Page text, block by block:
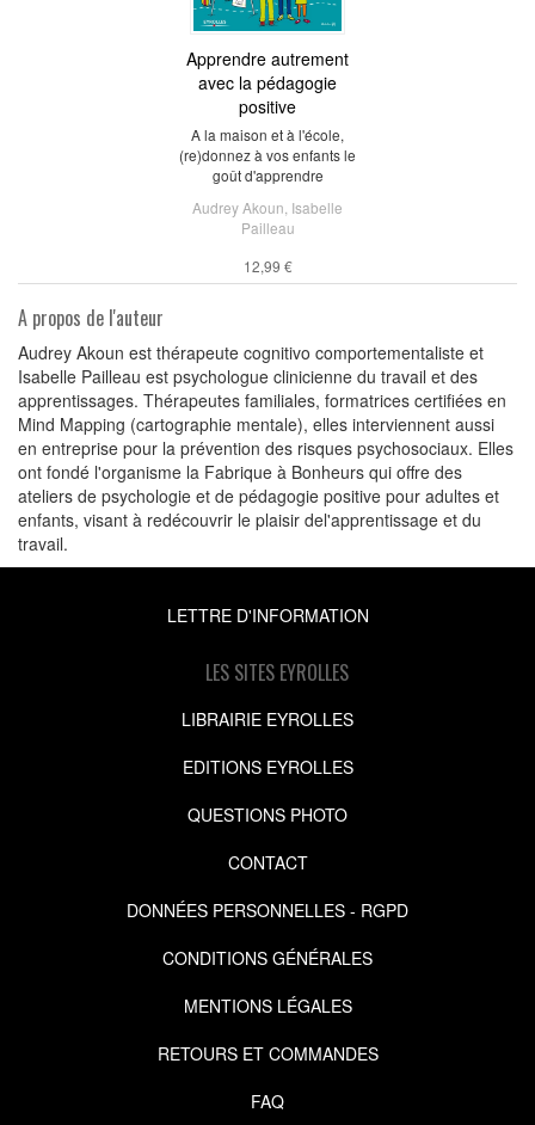
Apprendre autrement
avec la pédagogie
positive
A la maison et à l'école,
(re)donnez à vos enfants le
goût d'apprendre
Audrey Akoun Isabelle
Pailleau
12,99 €
A propos de l'auteur
Audrey Akoun est thérapeute cognitivo comportementaliste et
Isabelle Pailleau est psychologue clinicienne du travail et des
apprentissages. Thérapeutes familiales, formatrices certifiées en
Mind Mapping (cartographie mentale), elles interviennent aussi
en entreprise pour la prévention des risques psychosociaux. Elles
ont fondé l'organisme la Fabrique à Bonheurs qui offre des
ateliers de psychologie et de pédagogie positive pour adultes et
enfants, visant à redécouvrir le plaisir del'apprentissage et du
travail.
LETTRE D'INFORMATION
LES SITES EYROLLES
LIBRAIRIE EYROLLES
EDITIONS EYROLLES
QUESTIONS PHOTO
CONTACT
DONNÉES PERSONNELLES - RGPD
CONDITIONS GÉNÉRALES
MENTIONS LÉGALES
RETOURS ET COMMANDES
FAQ